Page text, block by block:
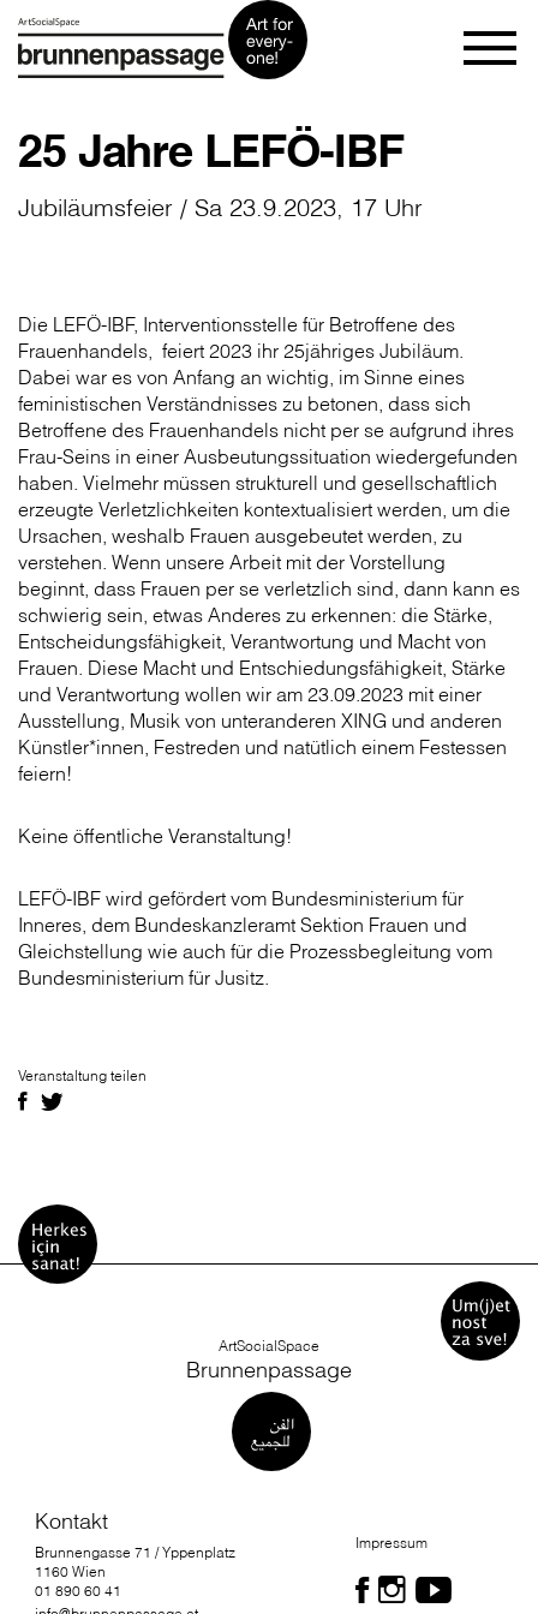
25 Jahre LEFÖ-IBF
Jubiläumsfeier / Sa 23.9.2023, 17 Uhr
Die LEFÖ-IBF, Interventionsstelle für Betroffene des
Frauenhandels, feiert 2023 ihr 25jähriges Jubiläum.
Dabei war es von Anfang an wichtig, im Sinne eines
feministischen Verständnisses zu betonen, dass sich
Betroffene des Frauenhandels nicht per se aufgrund ihres
Frau-Seins in einer Ausbeutungssituation wiedergefunden
haben. Vielmehr müssen strukturell und gesellschaftlich
erzeugte Verletzlichkeiten kontextualisiert werden, um die
Ursachen, weshalb Frauen ausgebeutet werden, zu
verstehen. Wenn unsere Arbeit mit der Vorstellung
beginnt, dass Frauen per se verletzlich sind, dann kann es
schwierig sein, etwas Anderes zu erkennen: die Stärke,
Entscheidungsfähigkeit, Verantwortung und Macht von
Frauen. Diese Macht und Entschiedungsfähigkeit, Stärke
und Verantwortung wollen wir am 23.09.2023 mit einer
Ausstellung, Musik von unteranderen XING und anderen
Künstler*innen, Festreden und natütlich einem Festessen
feiern!
Keine öffentliche Veranstaltung!
LEFÖ-IBF wird gefördert vom Bundesministerium für
Inneres, dem Bundeskanzleramt Sektion Frauen und
Gleichstellung wie auch für die Prozessbegleitung vom
Bundesministerium für Jusitz.
Veranstaltung teilen
ArtSocialSpace
Brunnenpassage
Kontakt
Brunnengasse 71 / Yppenplatz
1160 Wien
01 890 60 41
Impressum